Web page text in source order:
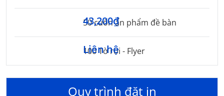
50 cuốn ấn phẩm đề bàn
43,200₫
100 Tờ rơi - Flyer
Liên hệ
Quy trình đặt in